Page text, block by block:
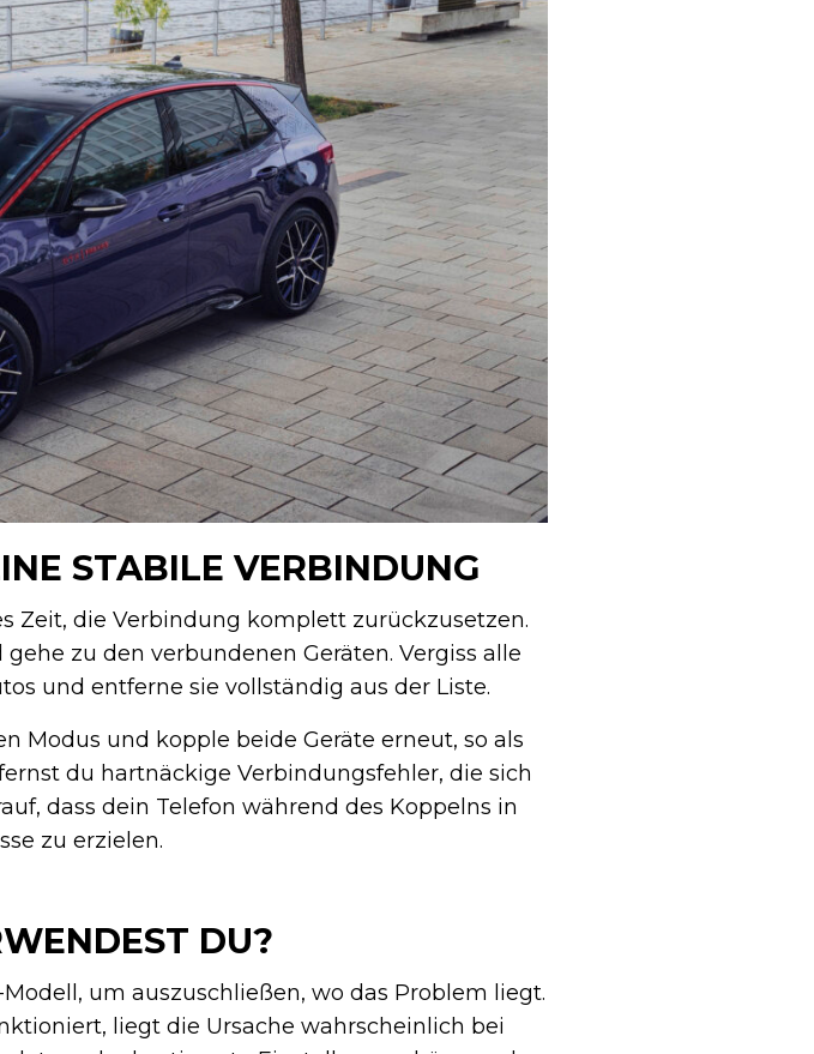
STABILE VERBINDUNG
Zeit, die Verbindung komplett zurückzusetzen.
zu den verbundenen Geräten. Vergiss alle
und entferne sie vollständig aus der Liste.
Modus und kopple beide Geräte erneut, so als
du hartnäckige Verbindungsfehler, die sich
dass dein Telefon während des Koppelns in
zu erzielen.
DU?
um auszuschließen, wo das Problem liegt.
liegt die Ursache wahrscheinlich bei